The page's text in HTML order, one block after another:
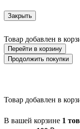
BAILRIGG
BALEZZE
BALIGUIAN
BALLINA
BALMAHA
BALNARIO
BARBOTTO
BARI-M
BARNSTAPLE
Закрыть
Товар добавлен в
Перейти в корзину
Продолжить покупки
Товар добавлен в
В вашей корзине 1